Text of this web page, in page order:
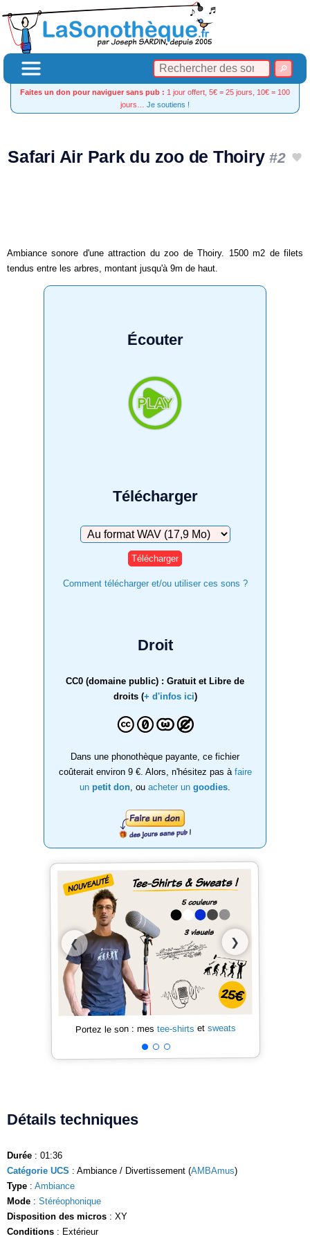
Faites un don pour naviguer sans pub : 1 jour offert, 5€ = 25 jours, 10€ = 100
jours… Je soutiens !
Safari Air Park du zoo de Thoiry#2
Ambiance sonore d'une attraction du zoo de Thoiry. 1500 m2 de filets
tendus entre les arbres, montant jusqu'à 9m de haut.
Écouter
Télécharger
Télécharger
Comment télécharger et/ou utiliser ces sons ?
Droit
CC0 (domaine public) : Gratuit et Libre de
droits (+ d'infos ici)
Dans une phonothèque payante, ce fichier
coûterait environ 9 €. Alors, n'hésitez pas à faire
un petit don , ou acheter un goodies
❮ ❯
Portez le son : mes tee-shirts et sweats
Détails techniques
Durée : 01:36
Catégorie UCS : Ambiance / Divertissement (AMBAmus)
Type : Ambiance
Mode : Stéréophonique
Disposition des micros : XY
Conditions : Extérieur